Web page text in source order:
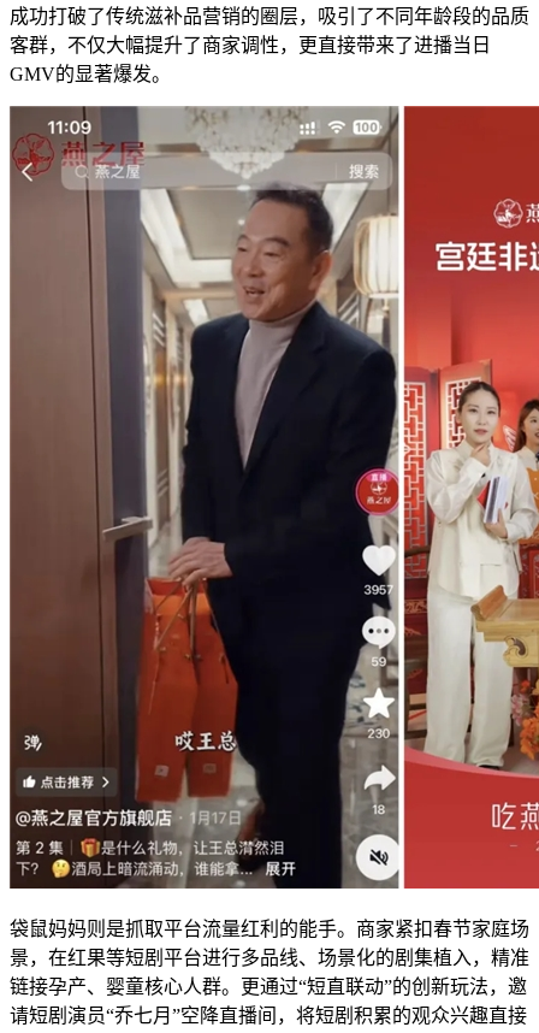
成功打破了传统滋补品营销的圈层，吸引了不同年龄段的品质
客群，不仅大幅提升了商家调性，更直接带来了进播当日
GMV的显著爆发。
袋鼠妈妈则是抓取平台流量红利的能手。商家紧扣春节家庭场
景，在红果等短剧平台进行多品线、场景化的剧集植入，精准
链接孕产、婴童核心人群。更通过“短直联动”的创新玩法，邀
请短剧演员“乔七月”空降直播间，将短剧积累的观众兴趣直接